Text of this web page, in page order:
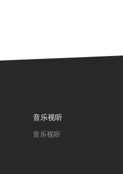
音乐视听
音乐视听